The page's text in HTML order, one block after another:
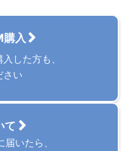
購入
した方も、
さい
て
いたら、